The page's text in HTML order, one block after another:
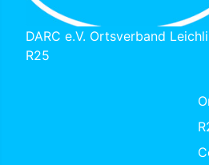
DARC e.V. Ortsverband
R25